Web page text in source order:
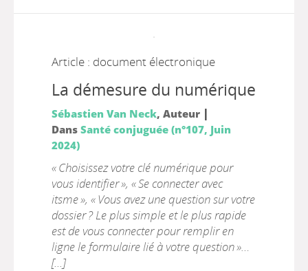
Article : document électronique
La démesure du numérique
Sébastien Van Neck, Auteur |
Dans Santé conjuguée (n°107, Juin
2024)
« Choisissez votre clé numérique pour
vous identifier », « Se connecter avec
itsme », « Vous avez une question sur votre
dossier ? Le plus simple et le plus rapide
est de vous connecter pour remplir en
ligne le formulaire lié à votre question »…
[...]